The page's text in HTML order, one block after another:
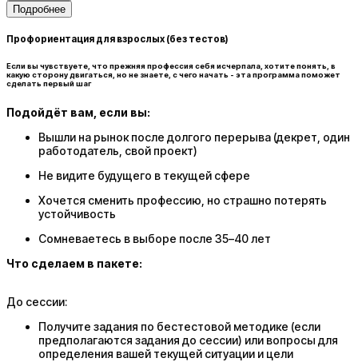
Подробнее
Профориентация для взрослых (без тестов)
Если вы чувствуете, что прежняя профессия себя исчерпала, хотите понять, в
какую сторону двигаться, но не знаете, с чего начать - эта программа поможет
сделать первый шаг
Подойдёт вам, если вы:
Вышли на рынок после долгого перерыва (декрет, один
работодатель, свой проект)
Не видите будущего в текущей сфере
Хочется сменить профессию, но страшно потерять
устойчивость
Сомневаетесь в выборе после 35–40 лет
Что сделаем в пакете:
До сессии:
Получите задания по бестестовой методике (если
предполагаются задания до сессии) или вопросы для
определения вашей текущей ситуации и цели